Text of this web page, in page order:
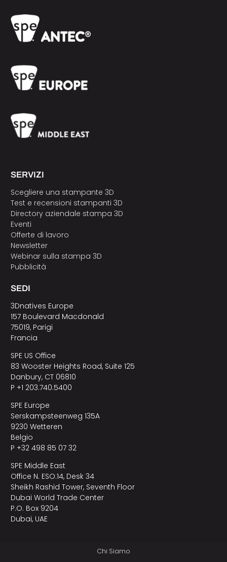
SERVIZI
Scegliere una stampante 3D
Test e recensioni stampanti 3D
Directory aziendale stampa 3D
Eventi
Offerte di lavoro
Newsletter
Webinar sulla stampa 3D
Pubblicità
SEDI
3Dnatives Europe
157 Boulevard Macdonald
75019, Parigi
Francia
SPE US Office
83 Wooster Heights Road, Suite 125
Danbury, CT 06810
P +1 203.740.5400
SPE Europe
Serskampsteenweg 135A
9230 Wetteren
Belgio
P +32 498 85 07 32
SPE Middle East
Office N. ESO:14, Desk 34
Sheikh Rashid Tower, Seventh Floor
Dubai World Trade Center
P.O. Box 9204
Dubai, UAE
Chi Siamo